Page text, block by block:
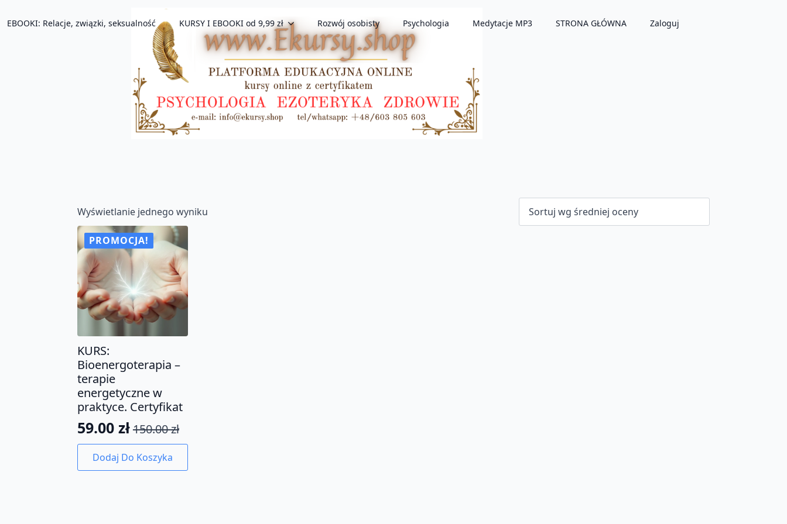
EBOOKI: Relacje, związki, seksualność KURSY I EBOOKI od 9,99 zł Rozwój osobisty Psychologia Medytacje MP3 STRONA GŁÓWNA Zaloguj
Wyświetlanie jednego wyniku
PROMOCJA!
KURS:
Bioenergoterapia –
terapie
energetyczne w
praktyce. Certyfikat
150.00zł
Pierwotna
cena
wynosiła:
59.00 zł
Aktualna
cena
wynosi:
Dodaj Do Koszyka